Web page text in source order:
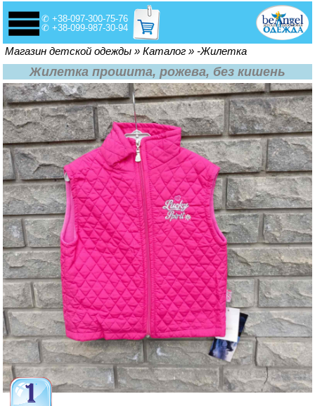
✆ +38-097-300-75-76
✆ +38-099-987-30-94
Вы здесь
Магазин детской одежды » Каталог » -Жилетка
Жилетка прошита, рожева, без кишень